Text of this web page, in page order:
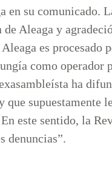
en su comunicado.
de Aleaga y
es procesado
como
ha
que supuestamente
este sentido, la
denuncias”.